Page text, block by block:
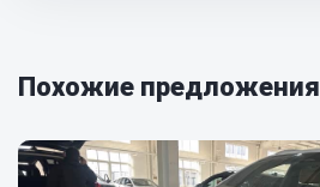
Похожие предложения